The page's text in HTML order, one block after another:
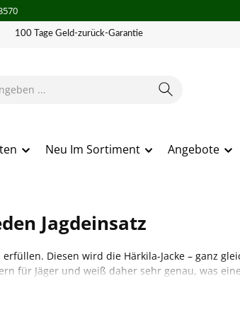
100 Tage Geld-zurück-Garantie
Neu Im Sortiment Angebote
Jagdeinsatz
Diesen wird die Härkila-Jacke – ganz
für Jäger und weiß daher sehr genau, was